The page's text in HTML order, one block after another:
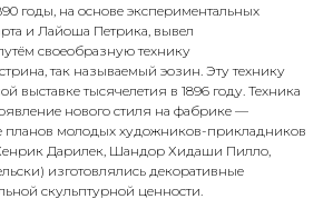
годы, на основе экспериментальных
и Лайоша Петрика, вывел
своеобразную технику
так называемый эозин. Эту технику
выставке тысячелетия в 1896 году. Техника
нового стиля на фабрике —
планов молодых художников-прикладников
Дарилек, Шандор Хидаши Пилло,
изготовлялись декоративные
скульптурной ценности.